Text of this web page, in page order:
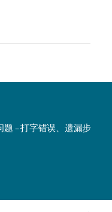
– 打字错误、遗漏步